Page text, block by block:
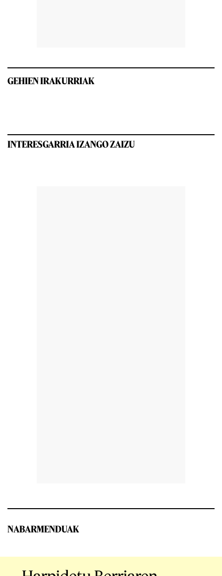
GEHIEN IRAKURRIAK
INTERESGARRIA IZANGO ZAIZU
NABARMENDUAK